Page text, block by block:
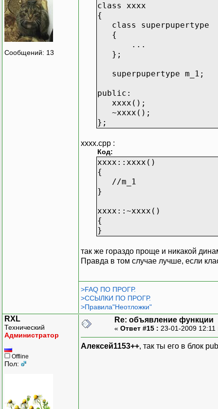
Сообщений: 13
class xxxx
{
class superpupertype
{
...
};
superpupertype m_1;
public:
xxxx();
~xxxx();
};
xxxx.cpp :
Код:
xxxx::xxxx()
{
//m_1
}
xxxx::~xxxx()
{
}
так же гораздо проще и никакой
Правда в том случае лучше, если
>FAQ ПО ПРОГР.
>ССЫЛКИ ПО ПРОГР.
>Правила"Неотложки"
RXL
Технический
Администратор
Offline
Пол:
Re: объявление функции
« Ответ #15 : 23-01-2009
Алексей1153++, так ты его в блок